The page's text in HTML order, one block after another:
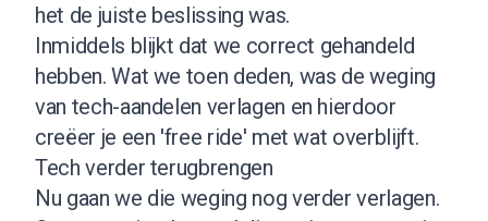
het de juiste beslissing was.
Inmiddels blijkt dat we correct gehandeld
hebben. Wat we toen deden, was de weging
van tech-aandelen verlagen en hierdoor
creëer je een 'free ride' met wat overblijft.
Tech verder terugbrengen
Nu gaan we die weging nog verder verlagen.